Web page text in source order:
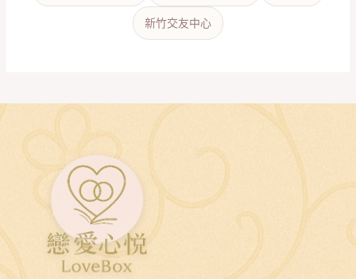
新竹交友中心